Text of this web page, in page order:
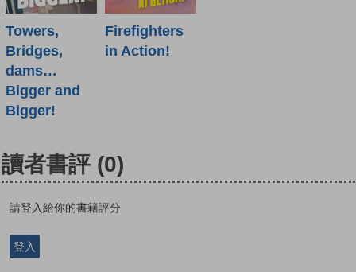
Towers,
Bridges,
dams…
Bigger and
Bigger!
Firefighters
in Action!
讀者書評 (0)
請登入給你的書籍評分
登入